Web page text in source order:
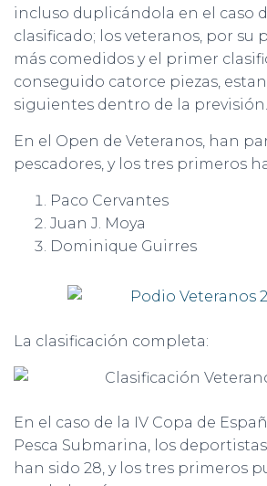
incluso duplicándola en el caso
clasificado; los veteranos, por su
más comedidos y el primer
conseguido catorce piezas,
siguientes dentro de la previsión.
En el Open de Veteranos, han
pescadores, y los tres primeros
Paco Cervantes
Juan J. Moya
Dominique Guirres
La clasificación completa:
En el caso de la IV Copa de
Pesca Submarina, los
han sido 28, y los tres primeros